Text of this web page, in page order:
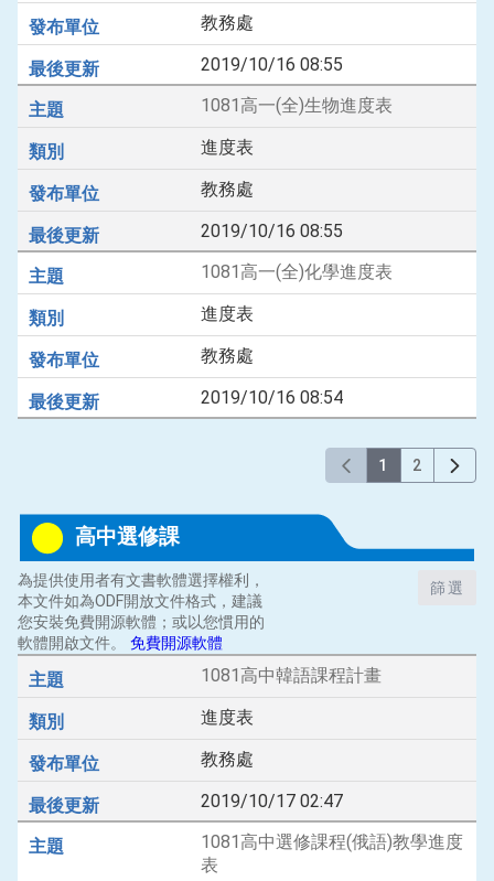
教務處
2019/10/16 08:55
1081高一(全)生物進度表
進度表
教務處
2019/10/16 08:55
1081高一(全)化學進度表
進度表
教務處
2019/10/16 08:54
1 2
高中選修課
為提供使用者有文書軟體選擇權利，
本文件如為ODF開放文件格式，建議
您安裝免費開源軟體；或以您慣用的
軟體開啟文件。 免費開源軟體
篩選
1081高中韓語課程計畫
進度表
教務處
2019/10/17 02:47
1081高中選修課程(俄語)教學進度
表